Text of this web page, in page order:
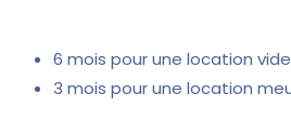
6 mois pour une location
3 mois pour une location